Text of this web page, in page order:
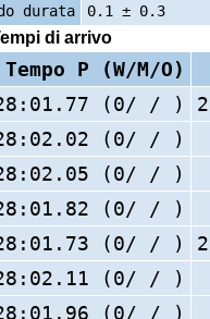
durata
0.1 ± 0.3
di arrivo
Tempo P (W/M/O)
(0/ / )
(0/ / )
(0/ / )
(0/ / )
(0/ / )
(0/ / )
(0/ / )